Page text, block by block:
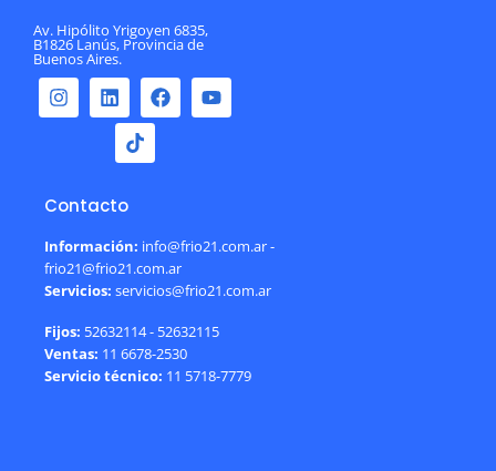
Av. Hipólito Yrigoyen 6835,
B1826 Lanús, Provincia de
Buenos Aires.
Contacto
Información: info@frio21.com.ar -
frio21@frio21.com.ar
Servicios: servicios@frio21.com.ar
Fijos: 52632114 - 52632115
Ventas: 11 6678-2530
Servicio técnico: 11 5718-7779